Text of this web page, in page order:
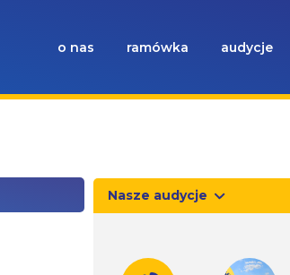
o nas ramówka audycje
Nasze audycje